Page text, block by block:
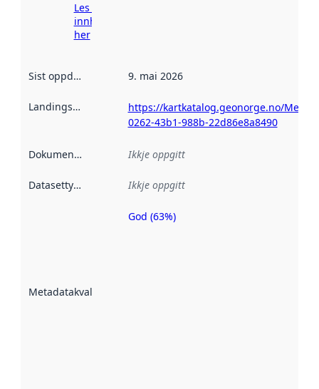
Les meir om
innhenting
her
Sist oppdatert 9. mai 2026
Landingsside
https://kartkatalog.geonorge.no/
0262-43b1-988b-22d86e8a8490
Dokumentasjon Ikkje oppgitt
Datasettype Ikkje oppgitt
Metadatakvalitet
Metadatakvalitet
God (63%)